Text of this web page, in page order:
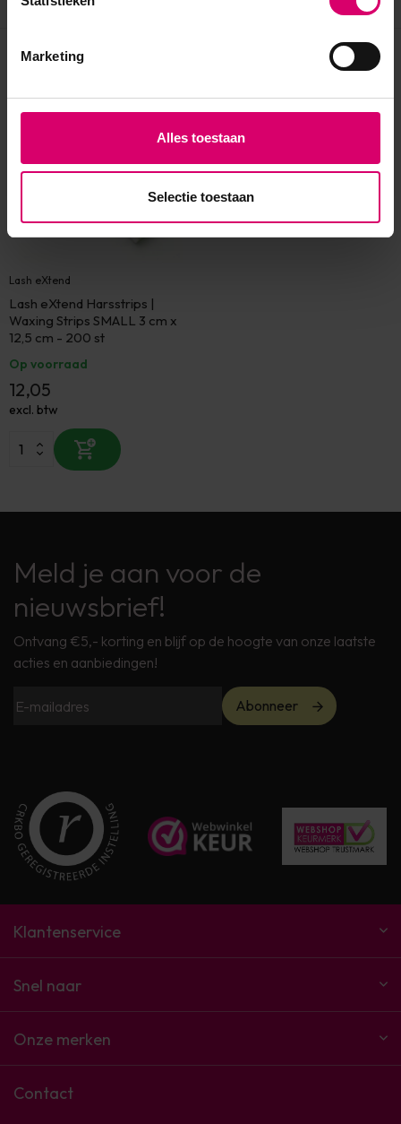
Marketing
Alles toestaan
Selectie toestaan
Eerder bekeken
Lash eXtend
Lash eXtend Harsstrips |
Waxing Strips SMALL 3 cm x
12,5 cm - 200 st
Op voorraad
12,05
excl. btw
Meld je aan voor de
nieuwsbrief!
Ontvang €5,- korting en blijf op de hoogte van onze laatste
acties en aanbiedingen!
Abonneer
Klantenservice
Snel naar
Onze merken
Contact